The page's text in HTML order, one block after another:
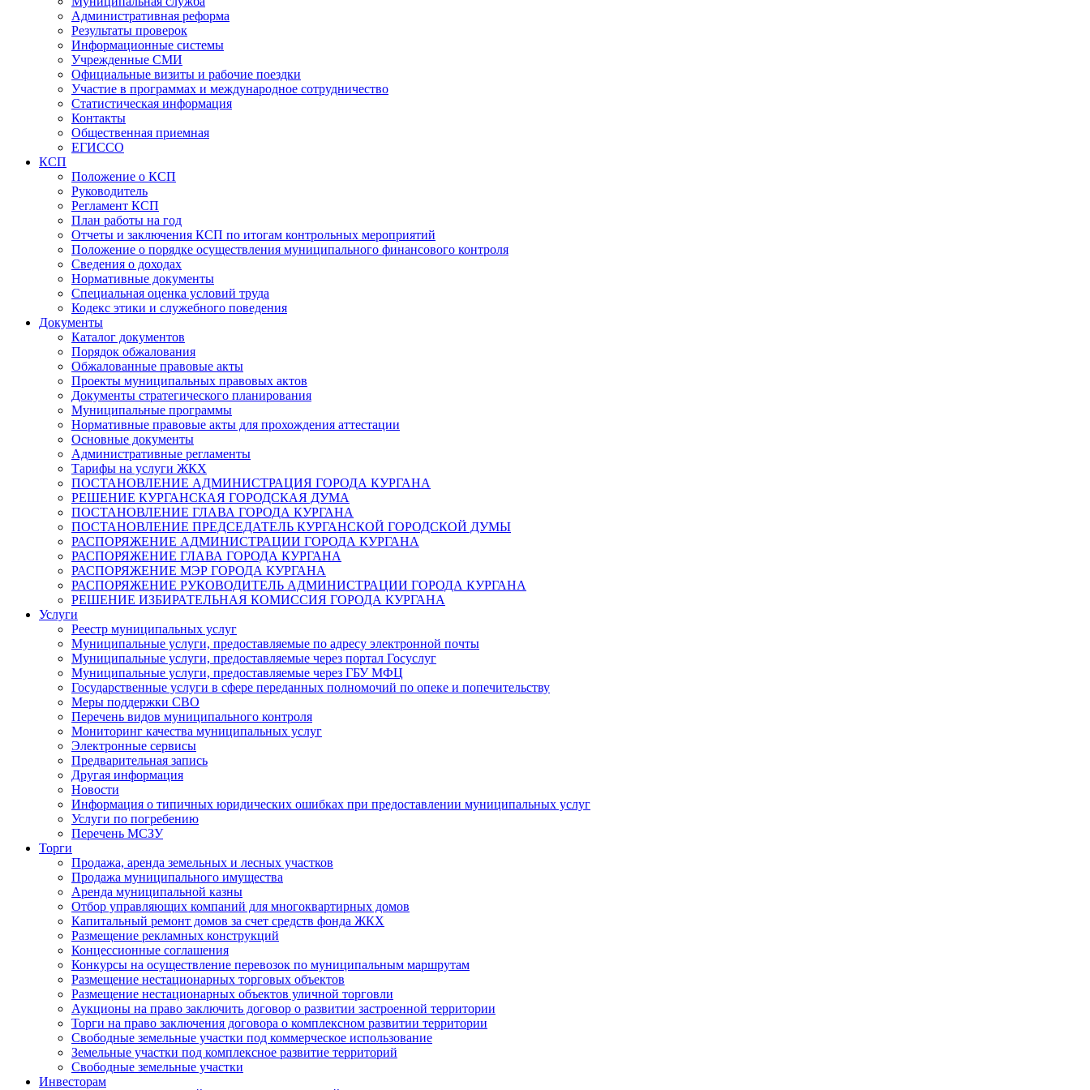
Административная реформа
Результаты проверок
Информационные системы
Учрежденные СМИ
Официальные визиты и рабочие поездки
Участие в программах и международное сотрудничество
Статистическая информация
Контакты
Общественная приемная
ЕГИССО
КСП
Положение о КСП
Руководитель
Регламент КСП
План работы на год
Отчеты и заключения КСП по итогам контрольных мероприятий
Положение о порядке осуществления муниципального финансового контроля
Сведения о доходах
Нормативные документы
Специальная оценка условий труда
Кодекс этики и служебного поведения
Документы
Каталог документов
Порядок обжалования
Обжалованные правовые акты
Проекты муниципальных правовых актов
Документы стратегического планирования
Муниципальные программы
Нормативные правовые акты для прохождения аттестации
Основные документы
Административные регламенты
Тарифы на услуги ЖКХ
ПОСТАНОВЛЕНИЕ АДМИНИСТРАЦИЯ ГОРОДА КУРГАНА
РЕШЕНИЕ КУРГАНСКАЯ ГОРОДСКАЯ ДУМА
ПОСТАНОВЛЕНИЕ ГЛАВА ГОРОДА КУРГАНА
ПОСТАНОВЛЕНИЕ ПРЕДСЕДАТЕЛЬ КУРГАНСКОЙ ГОРОДСКОЙ ДУМЫ
РАСПОРЯЖЕНИЕ АДМИНИСТРАЦИИ ГОРОДА КУРГАНА
РАСПОРЯЖЕНИЕ ГЛАВА ГОРОДА КУРГАНА
РАСПОРЯЖЕНИЕ МЭР ГОРОДА КУРГАНА
РАСПОРЯЖЕНИЕ РУКОВОДИТЕЛЬ АДМИНИСТРАЦИИ ГОРОДА КУРГАНА
РЕШЕНИЕ ИЗБИРАТЕЛЬНАЯ КОМИССИЯ ГОРОДА КУРГАНА
Услуги
Реестр муниципальных услуг
Муниципальные услуги, предоставляемые по адресу электронной почты
Муниципальные услуги, предоставляемые через портал Госуслуг
Муниципальные услуги, предоставляемые через ГБУ МФЦ
Государственные услуги в сфере переданных полномочий по опеке и попечительству
Меры поддержки СВО
Перечень видов муниципального контроля
Мониторинг качества муниципальных услуг
Электронные сервисы
Предварительная запись
Другая информация
Новости
Информация о типичных юридических ошибках при предоставлении муниципальных услуг
Услуги по погребению
Перечень МСЗУ
Торги
Продажа, аренда земельных и лесных участков
Продажа муниципального имущества
Аренда муниципальной казны
Отбор управляющих компаний для многоквартирных домов
Капитальный ремонт домов за счет средств фонда ЖКХ
Размещение рекламных конструкций
Концессионные соглашения
Конкурсы на осуществление перевозок по муниципальным маршрутам
Размещение нестационарных торговых объектов
Размещение нестационарных объектов уличной торговли
Аукционы на право заключить договор о развитии застроенной территории
Торги на право заключения договора о комплексном развитии территории
Свободные земельные участки под коммерческое использование
Земельные участки под комплексное развитие территорий
Свободные земельные участки
Инвесторам